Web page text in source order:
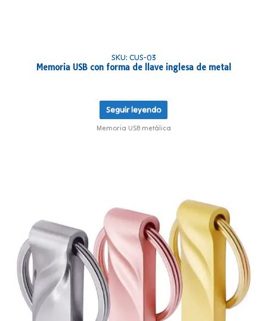
SKU: CUS-03
Memoria USB con forma de llave inglesa de metal
Seguir leyendo
Memoria USB metálica